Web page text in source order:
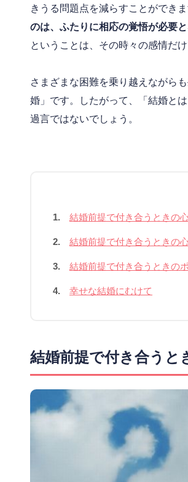
きうる問題点を減らすことができま
のは、ふたりに相応の覚悟が必要
ということは、その時々の感情だ
さまざまな困難を乗り越えながら
婚」です。したがって、「結婚と
過言ではないでしょう。
1. 結婚前提で付き合うときの
2. 結婚前提で付き合うときの
3. 結婚前提で付き合うときの
4. 幸せな結婚にむけて
結婚前提で付き合うと